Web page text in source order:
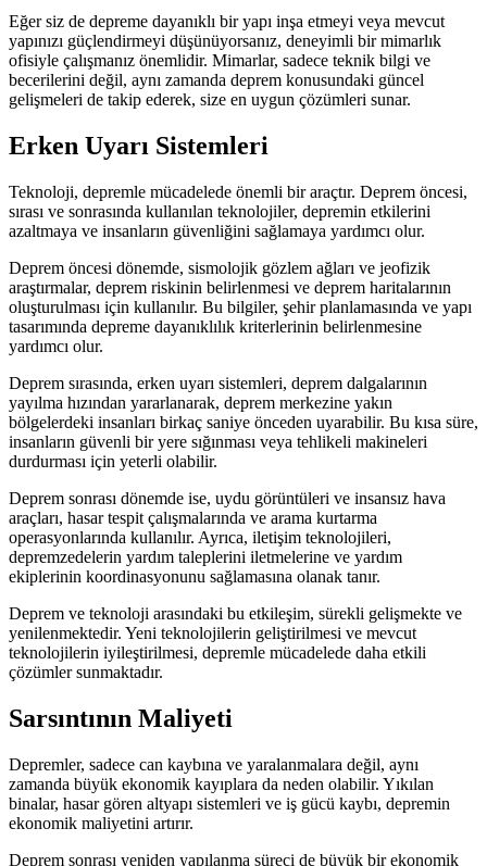
Eğer siz de depreme dayanıklı bir yapı inşa etmeyi veya mevcut
yapınızı güçlendirmeyi düşünüyorsanız, deneyimli bir mimarlık
ofisiyle çalışmanız önemlidir. Mimarlar, sadece teknik bilgi ve
becerilerini değil, aynı zamanda deprem konusundaki güncel
gelişmeleri de takip ederek, size en uygun çözümleri sunar.
Erken Uyarı Sistemleri
Teknoloji, depremle mücadelede önemli bir araçtır. Deprem öncesi,
sırası ve sonrasında kullanılan teknolojiler, depremin etkilerini
azaltmaya ve insanların güvenliğini sağlamaya yardımcı olur.
Deprem öncesi dönemde, sismolojik gözlem ağları ve jeofizik
araştırmalar, deprem riskinin belirlenmesi ve deprem haritalarının
oluşturulması için kullanılır. Bu bilgiler, şehir planlamasında ve yapı
tasarımında depreme dayanıklılık kriterlerinin belirlenmesine
yardımcı olur.
Deprem sırasında, erken uyarı sistemleri, deprem dalgalarının
yayılma hızından yararlanarak, deprem merkezine yakın
bölgelerdeki insanları birkaç saniye önceden uyarabilir. Bu kısa süre,
insanların güvenli bir yere sığınması veya tehlikeli makineleri
durdurması için yeterli olabilir.
Deprem sonrası dönemde ise, uydu görüntüleri ve insansız hava
araçları, hasar tespit çalışmalarında ve arama kurtarma
operasyonlarında kullanılır. Ayrıca, iletişim teknolojileri,
depremzedelerin yardım taleplerini iletmelerine ve yardım
ekiplerinin koordinasyonunu sağlamasına olanak tanır.
Deprem ve teknoloji arasındaki bu etkileşim, sürekli gelişmekte ve
yenilenmektedir. Yeni teknolojilerin geliştirilmesi ve mevcut
teknolojilerin iyileştirilmesi, depremle mücadelede daha etkili
çözümler sunmaktadır.
Sarsıntının Maliyeti
Depremler, sadece can kaybına ve yaralanmalara değil, aynı
zamanda büyük ekonomik kayıplara da neden olabilir. Yıkılan
binalar, hasar gören altyapı sistemleri ve iş gücü kaybı, depremin
ekonomik maliyetini artırır.
Deprem sonrası yeniden yapılanma süreci de büyük bir ekonomik